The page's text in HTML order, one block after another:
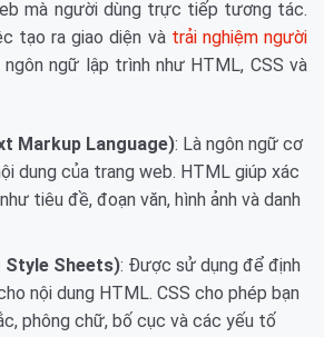
mà người dùng trực tiếp tương tác.
tạo ra giao diện và trải nghiệm người
ngữ lập trình như HTML, CSS và
Markup Language): Là ngôn ngữ cơ
dung của trang web. HTML giúp xác
tiêu đề, đoạn văn, hình ảnh và danh
Style Sheets): Được sử dụng để định
nội dung HTML. CSS cho phép bạn
phông chữ, bố cục và các yếu tố